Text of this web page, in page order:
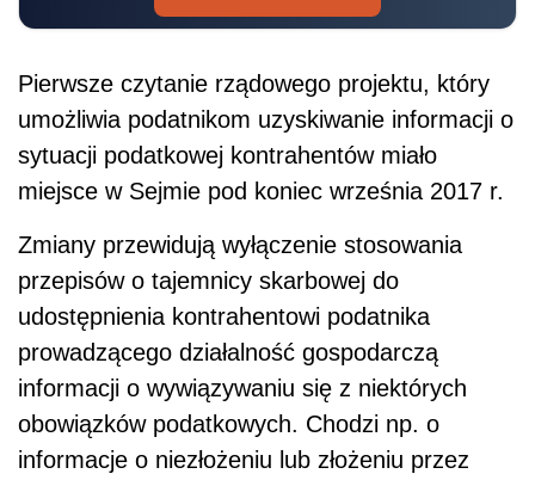
Pierwsze czytanie rządowego projektu, który
umożliwia podatnikom uzyskiwanie informacji o
sytuacji podatkowej kontrahentów miało
miejsce w Sejmie pod koniec września 2017 r.
Zmiany przewidują wyłączenie stosowania
przepisów o tajemnicy skarbowej do
udostępnienia kontrahentowi podatnika
prowadzącego działalność gospodarczą
informacji o wywiązywaniu się z niektórych
obowiązków podatkowych. Chodzi np. o
informacje o niezłożeniu lub złożeniu przez